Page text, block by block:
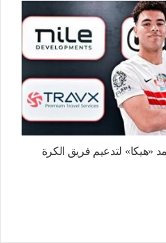
«هيكا» لتدعيم فريق الكرة